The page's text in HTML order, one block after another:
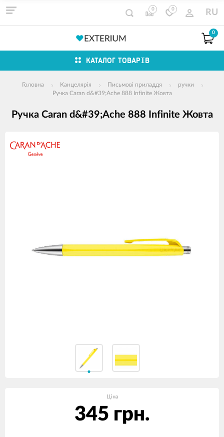
0 0 RU
0
КАТАЛОГ ТОВАРІВ
Головна Канцелярія Письмові приладдя
ручки
Ручка Caran d&#39;Ache 888 Infinite Жовта
Ручка Caran d&#39;Ache 888 Infinite Жовта
зображення
продуктів
Ціна
345 грн.